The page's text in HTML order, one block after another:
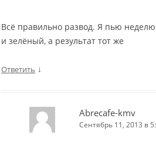
Всё правильно развод. Я пью
и зелёный, а результат тот же
Ответить ↓
Abrecafe-kmv
Сентябрь 11, 2013 в